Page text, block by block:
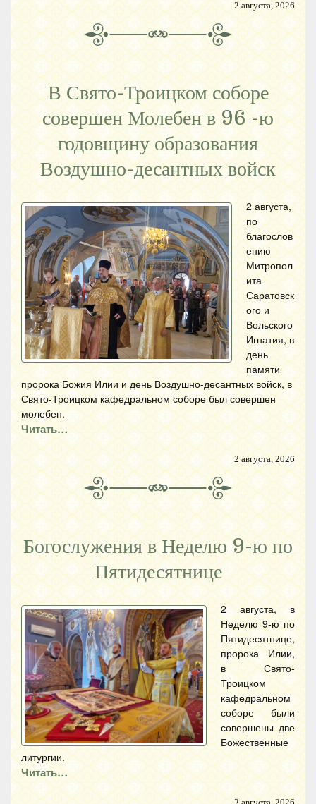
2 августа, 2026
В Свято-Троицком соборе
совершен Молебен в 96 -ю
годовщину образования
Воздушно-десантных войск
2 августа,
по
благослов
ению
Митропол
ита
Саратовск
ого и
Вольского
Игнатия, в
день
памяти
пророка Божия Илии и день Воздушно-десантных войск, в
Свято-Троицком кафедральном соборе был совершен
молебен.
Читать…
2 августа, 2026
Богослужения в Неделю 9-ю по
Пятидесятнице
2 августа, в
Неделю 9-ю по
Пятидесятнице,
пророка Илии,
в Свято-
Троицком
кафедральном
соборе были
совершены две
Божественные
литургии.
Читать…